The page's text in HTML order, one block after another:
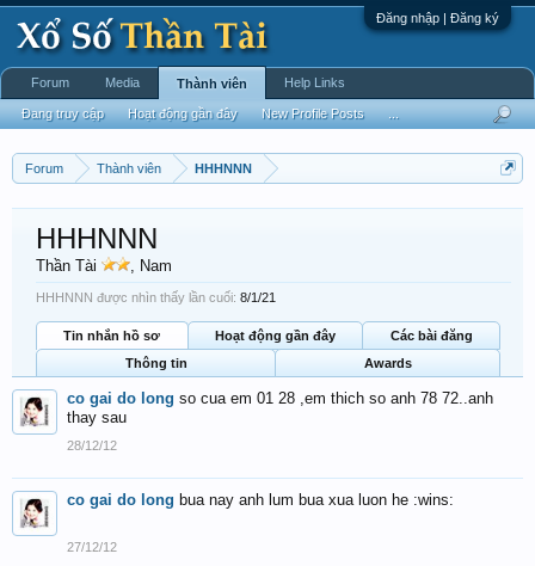
Đăng nhập | Đăng ký
Forum Thành viên HHHNNN
HHHNNN
Thần Tài , Nam
HHHNNN được nhìn thấy lần cuối: 8/1/21
Tin nhắn hồ sơ Hoạt động gần đây
Các bài đăng
Thông tin
Awards
co gai do long so cua em 01 28 ,em thich so anh 78 72..anh
thay sau
28/12/12
co gai do long bua nay anh lum bua xua luon he :wins:
27/12/12
Forum Media Thành viên
Đang truy cập Hoạt động gần đây New Profile Posts
Help Links